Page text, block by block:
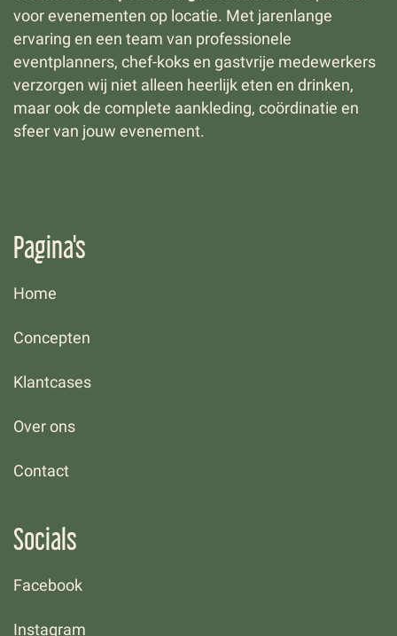
voor evenementen op locatie. Met jarenlange
ervaring en een team van professionele
eventplanners, chef-koks en gastvrije medewerkers
verzorgen wij niet alleen heerlijk eten en drinken,
maar ook de complete aankleding, coördinatie en
sfeer van jouw evenement.
Pagina's
Home
Concepten
Klantcases
Over ons
Contact
Socials
Facebook
Instagram